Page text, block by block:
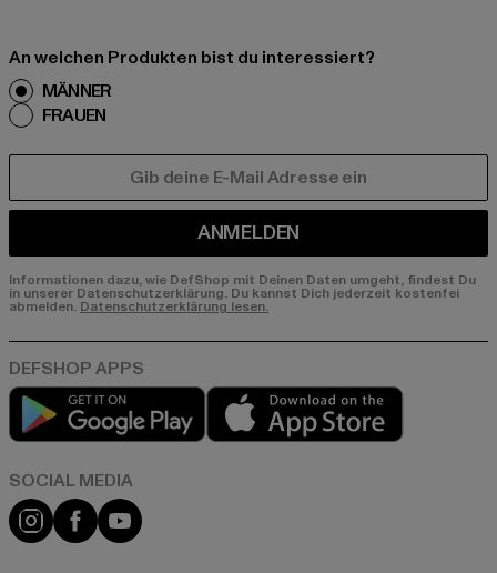
An welchen Produkten bist du interessiert?
MÄNNER
FRAUEN
ANMELDEN
Informationen dazu, wie DefShop mit Deinen Daten umgeht, findest Du
in unserer Datenschutzerklärung. Du kannst Dich jederzeit kostenfei
abmelden. Datenschutzerklärung lesen.
Play market
Instagram
FacebookYouTube